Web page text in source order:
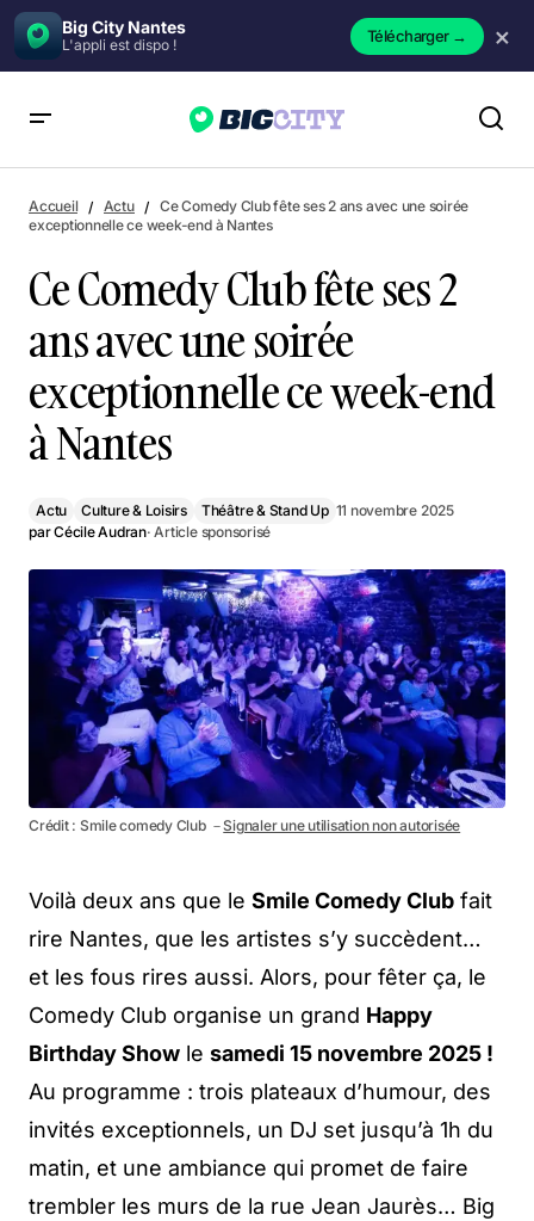
Big City Nantes
L'appli est dispo ! Télécharger→ ×
exceptionnelle ce week-end à Nantes
Accueil Actu
Ce Comedy Club fête ses 2 ans avec une soirée
exceptionnelle ce week-end à Nantes
Ce Comedy Club fête ses 2
ans avec une soirée
exceptionnelle ce week-end
à Nantes
Actu Culture & Loisirs Théâtre & Stand Up 11 novembre 2025
parCécile Audran· Article sponsorisé
Crédit : Smile comedy Club －Signaler une utilisation non autorisée
Voilà deux ans que le Smile Comedy Club fait
rire Nantes, que les artistes s’y succèdent…
et les fous rires aussi. Alors, pour fêter ça, le
Comedy Club organise un grand Happy
Birthday Show le samedi 15 novembre 2025 !
Au programme : trois plateaux d’humour, des
invités exceptionnels, un DJ set jusqu’à 1h du
matin, et une ambiance qui promet de faire
trembler les murs de la rue Jean Jaurès… Big